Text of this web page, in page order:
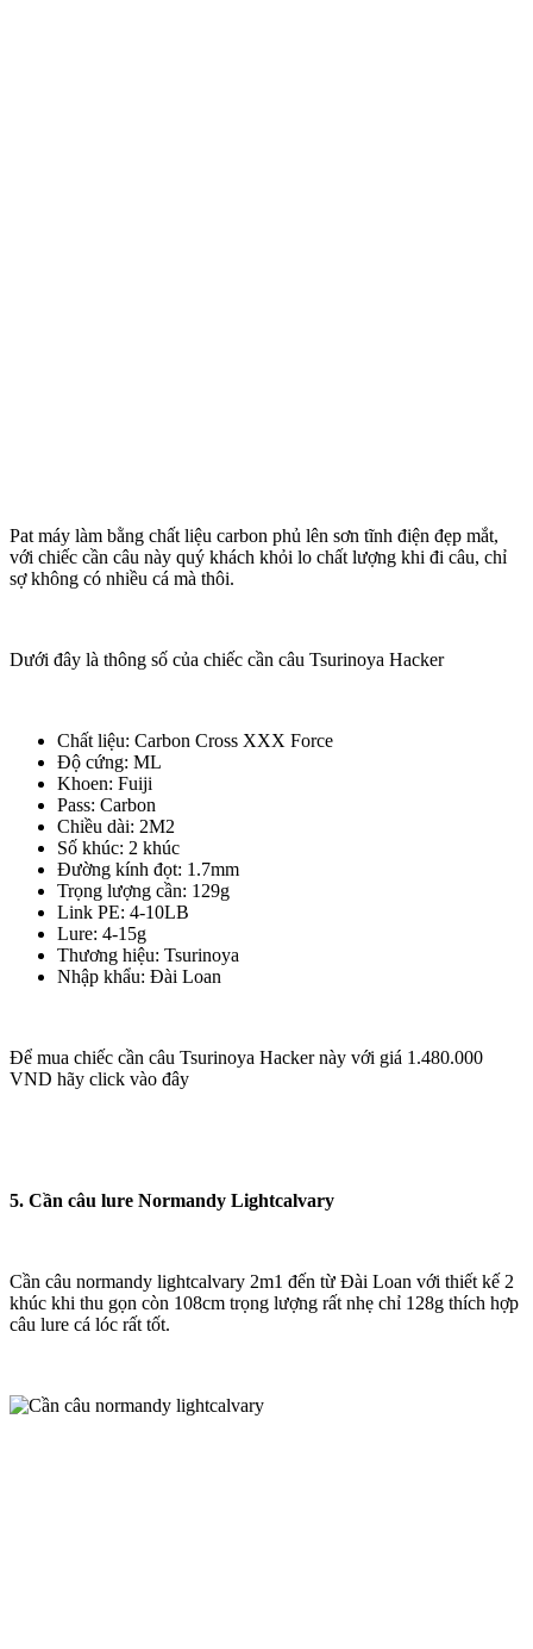
Pat máy làm bằng chất liệu carbon phủ lên sơn tĩnh điện đẹp mắt,
với chiếc cần câu này quý khách khỏi lo chất lượng khi đi câu, chỉ
sợ không có nhiều cá mà thôi.
Dưới đây là thông số của chiếc cần câu Tsurinoya Hacker
Chất liệu: Carbon Cross XXX Force
Độ cứng: ML
Khoen: Fuiji
Pass: Carbon
Chiều dài: 2M2
Số khúc: 2 khúc
Đường kính đọt: 1.7mm
Trọng lượng cần: 129g
Link PE: 4-10LB
Lure: 4-15g
Thương hiệu: Tsurinoya
Nhập khẩu: Đài Loan
Để mua chiếc cần câu Tsurinoya Hacker này với giá 1.480.000
VND hãy click vào đây
5. Cần câu lure Normandy Lightcalvary
Cần câu normandy lightcalvary 2m1 đến từ Đài Loan với thiết kế 2
khúc khi thu gọn còn 108cm trọng lượng rất nhẹ chỉ 128g thích hợp
câu lure cá lóc rất tốt.